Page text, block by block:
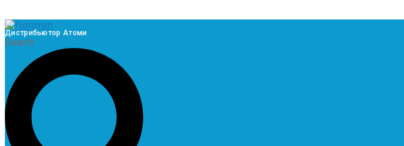
Дистрибьютор Атоми
Search